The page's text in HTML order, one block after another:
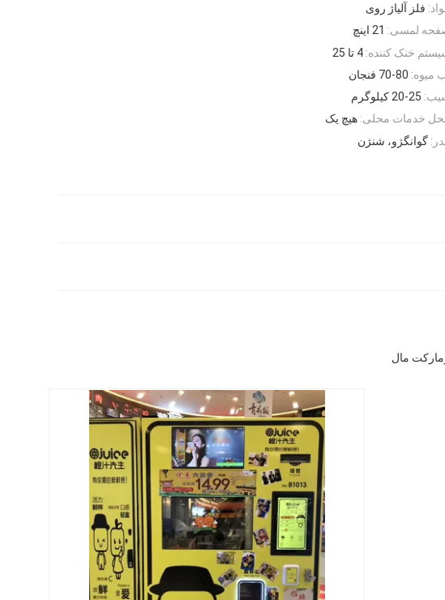
فلز آلیاژ روی
لمسی: 21 اینچ
خنک کننده: 4 تا 25
میوه: 70-80 فنجان
20-25 کیلوگرم
خدمات محلی: هیچ یک
گوانگژو، شنژن
مال